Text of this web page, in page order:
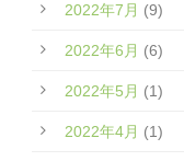
2022年7月 (9)
2022年6月 (6)
2022年5月 (1)
2022年4月 (1)